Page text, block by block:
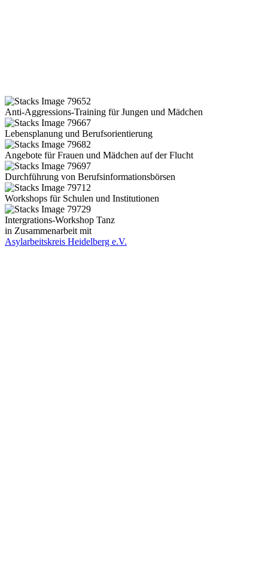
Anti-Aggressions-Training für Jungen und Mädchen
Lebensplanung und Berufsorientierung
Angebote für Frauen und Mädchen auf der Flucht
Durchführung von Berufsinformationsbörsen
Workshops für Schulen und Institutionen
Intergrations-Workshop Tanz
in Zusammenarbeit mit
Asylarbeitskreis Heidelberg e.V.